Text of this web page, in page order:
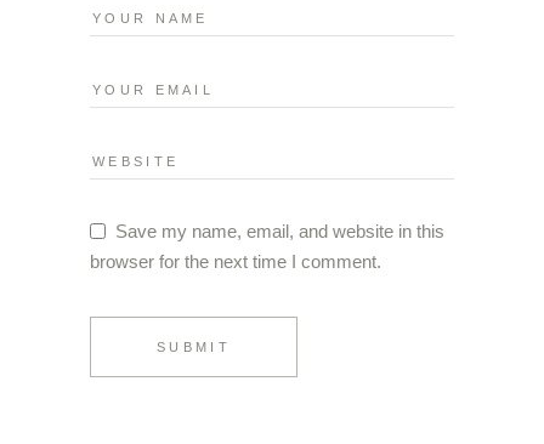
Save my name, email, and website in this
browser for the next time I comment.
SUBMIT